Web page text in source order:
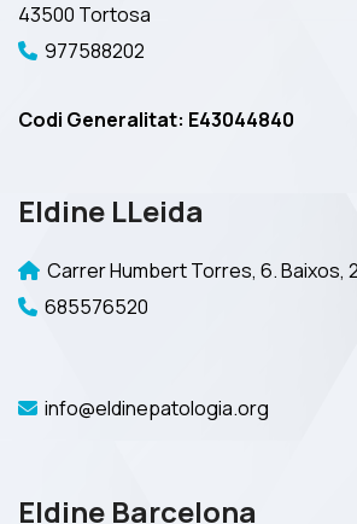
43500 Tortosa
977588202
Codi Generalitat: E43044840
Eldine LLeida
Carrer Humbert Torres, 6. Baixos,
685576520
info@eldinepatologia.org
Eldine Barcelona